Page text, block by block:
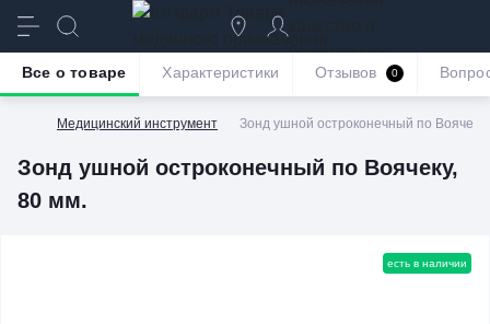
безупречное
обслуживание
Медицинский инструмент Зонд ушной остроконечный по
Зонд ушной остроконечный по Воячеку,
80 мм.
Все о товаре Характеристики Отзывов 0
есть в наличии